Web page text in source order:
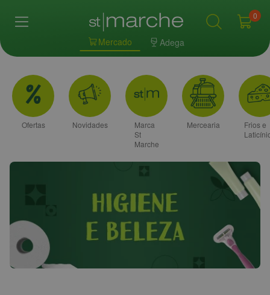
Mercado Adega
0
Ofertas Novidades
Marca
St
Marche
Mercearia
Frios e